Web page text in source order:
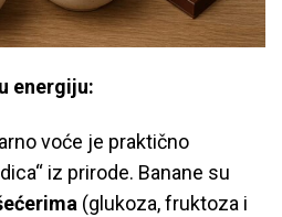
energiju:
voće je praktično
iz prirode. Banane su
(glukoza, fruktoza i